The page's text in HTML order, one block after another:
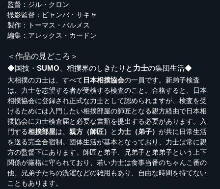
監督：ジル・クロン
撮影監督：ビャンバ・サキャ
製作：トーマス・バルメス
編集：アレックス・カードン
＜作品の見どころ＞
◆国技・ SUMO 、相撲界のしきたりと 力士の集団生活◆
大相撲の力士は、すべて 日本相撲協会の一員です。新弟子検査
は、力士を志望する者が受検する検査のこと。合格すると、日本
相撲協会に登録され正式な力士として認められますが、検査を受
けるためには入門したい相撲部屋の師匠となる親方経由で日本相
撲協会に力士検査届と必要な書類を提出する必要があります。入
門する相撲部屋は、 親方（師匠） と 力士（弟子） が共に日常生活
を送る完全合宿制。団体生活が基本となっており、力士は常に親
方の監督下にあります。師匠と弟子、兄弟子と弟弟子という上下
関係が厳格に守られており、若い力士は食事当番のちゃんこ番の
他、兄弟子たちの洗濯などの雑用もあり、自由な時間を持てない
こともあります。